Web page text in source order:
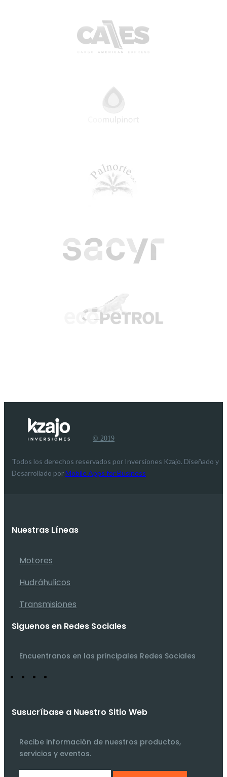
© 2019
Todos los derechos reservados por Inversiones Kzajo. Diseñado y
Desarrollado porMobile Apps for Business
Nuestras Líneas
Motores
Hudráhulicos
Transmisiones
Siguenos en Redes Sociales
Encuentranos en las principales Redes Sociales
Susucríbase a Nuestro Sitio Web
Recibe información de nuestros productos,
servicios y eventos.